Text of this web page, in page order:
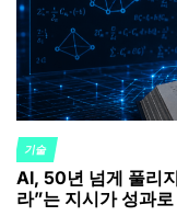
POSTED
IN
기술
AI, 50년 넘게 풀리
라”는 지시가 성과